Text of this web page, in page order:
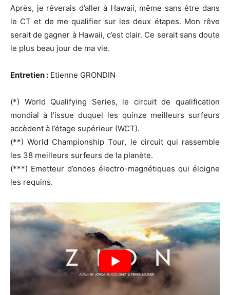
Après, je rêverais d’aller à Hawaii, même sans être dans
le CT et de me qualifier sur les deux étapes. Mon rêve
serait de gagner à Hawaii, c’est clair. Ce serait sans doute
le plus beau jour de ma vie.
Entretien : Etienne GRONDIN
(*) World Qualifying Series, le circuit de qualification
mondial à l’issue duquel les quinze meilleurs surfeurs
accèdent à l’étage supérieur (WCT).
(**) World Championship Tour, le circuit qui rassemble
les 38 meilleurs surfeurs de la planète.
(***) Emetteur d’ondes électro-magnétiques qui éloigne
les requins.